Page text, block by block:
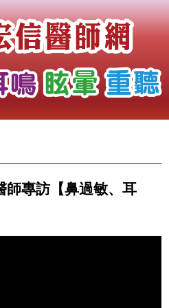
師專訪【鼻過敏、耳